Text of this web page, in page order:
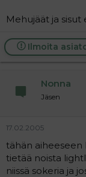
Mehujäät ja
Ilmoita
Nonna
Jäsen
17.02.2005
tähän aiheeseen
tietää noista
niissä sokeria ja